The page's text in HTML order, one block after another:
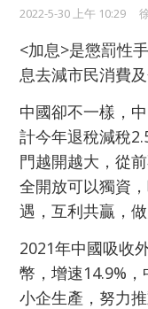
2022-5-30 上午 10:29
<加息>是懲罰性
息去減市民消費及
中國卻不一樣，
計今年退稅減稅
門越開越大，從
全開放可以獨資
遇，互利共贏，做
2021年中國吸收
幣，增速14.9%
小企生產，努力